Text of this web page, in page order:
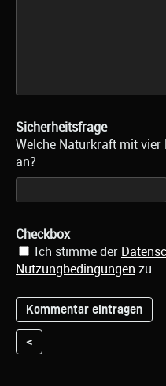
Sicherheitsfrage
Welche Naturkraft mit
an?
Checkbox
Ich stimme der
Nutzungbedingungen zu
<